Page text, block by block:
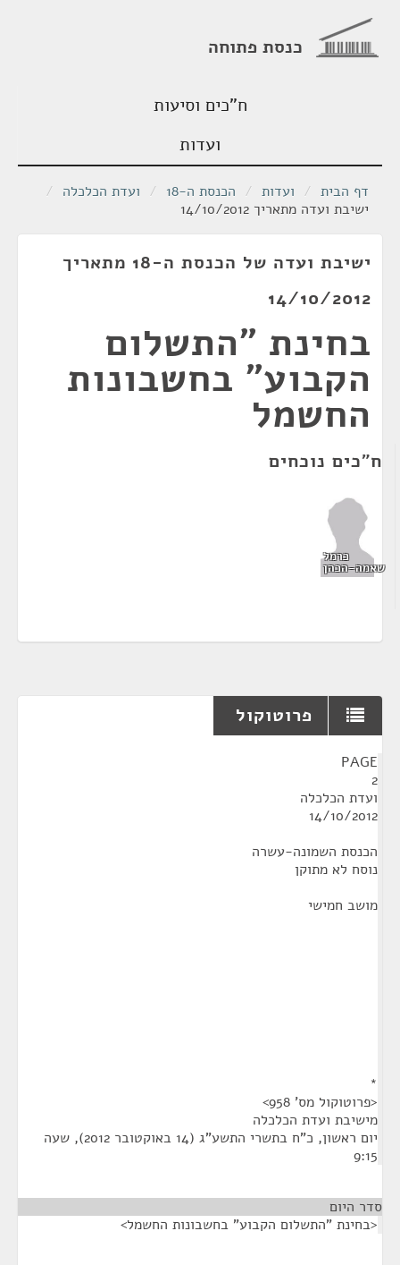
כנסת פתוחה
ח"כים וסיעות
ועדות
דף הבית / ועדות / הכנסת ה-18 / ועדת הכלכלה /
ישיבת ועדה מתאריך 14/10/2012
ישיבת ועדה של הכנסת ה-18 מתאריך
14/10/2012
בחינת "התשלום
הקבוע" בחשבונות
החשמל
ח"כים נוכחים
כרמל
שאמה-הכהן
פרוטוקול
PAGE
2
ועדת הכלכלה
14/10/2012
הכנסת השמונה-עשרה
נוסח לא מתוקן
מושב חמישי
*
<פרוטוקול מס' 958>
מישיבת ועדת הכלכלה
יום ראשון, כ"ח בתשרי התשע"ג (14 באוקטובר 2012), שעה
9:15
סדר היום
<בחינת "התשלום הקבוע" בחשבונות החשמל>